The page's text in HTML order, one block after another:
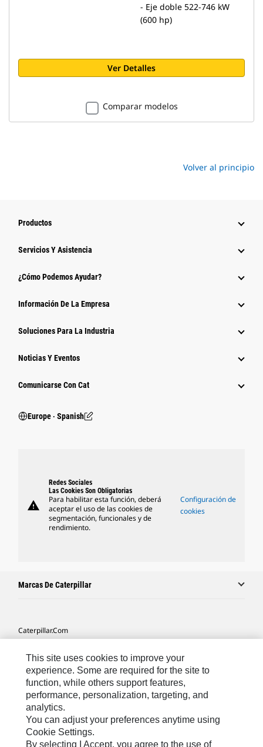
- Eje doble 522-746 kW
(600 hp)
Ver Detalles
Comparar modelos
Volver al principio
Productos
Servicios Y Asistencia
¿Cómo Podemos Ayudar?
Información De La Empresa
Soluciones Para La Industria
Noticias Y Eventos
Comunicarse Con Cat
Europe ‧ Spanish
warning
Redes Sociales
Las Cookies Son Obligatorias
Para habilitar esta función, deberá
aceptar el uso de las cookies de
segmentación, funcionales y de
rendimiento.
Configuración de
cookies
Marcas De Caterpillar
Caterpillar.com
Mis Preferencias De Marketing
Mapa Del Sitio
Cookie Settings
Aviso Legal
This site uses cookies to improve your
experience. Some are required for the site to
function, while others support features,
performance, personalization, targeting, and
analytics.
You can adjust your preferences anytime using
Cookie Settings.
By selecting I Accept, you agree to the use of